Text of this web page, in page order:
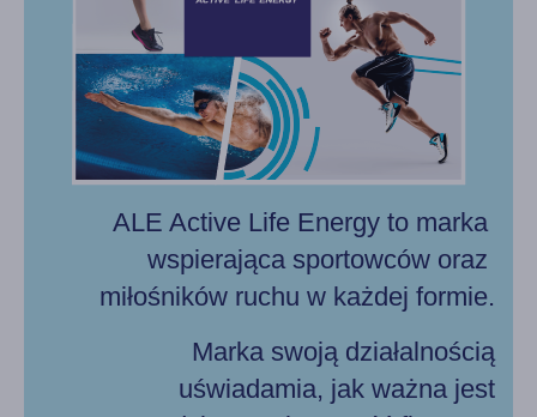
ALE Active Life Energy to marka
wspierająca sportowców oraz
miłośników ruchu w każdej formie.
Marka swoją działalnością
uświadamia, jak ważna jest